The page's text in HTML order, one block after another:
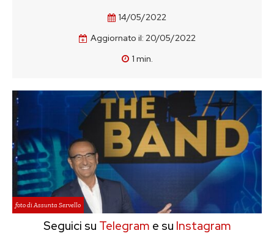
14/05/2022
Aggiornato il: 20/05/2022
1 min.
foto di Assunta Servello
Seguici su Telegram e su Instagram